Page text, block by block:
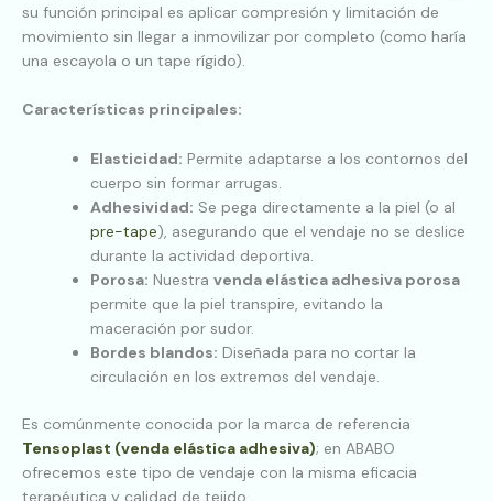
su función principal es aplicar compresión y limitación de
movimiento sin llegar a inmovilizar por completo (como haría
una escayola o un tape rígido).
Características principales:
Elasticidad: Permite adaptarse a los contornos del
cuerpo sin formar arrugas.
Adhesividad: Se pega directamente a la piel (o al
pre-tape), asegurando que el vendaje no se deslice
durante la actividad deportiva.
Porosa: Nuestra venda elástica adhesiva porosa
permite que la piel transpire, evitando la
maceración por sudor.
Bordes blandos: Diseñada para no cortar la
circulación en los extremos del vendaje.
Es comúnmente conocida por la marca de referencia
Tensoplast (venda elástica adhesiva); en ABABO
ofrecemos este tipo de vendaje con la misma eficacia
terapéutica y calidad de tejido.